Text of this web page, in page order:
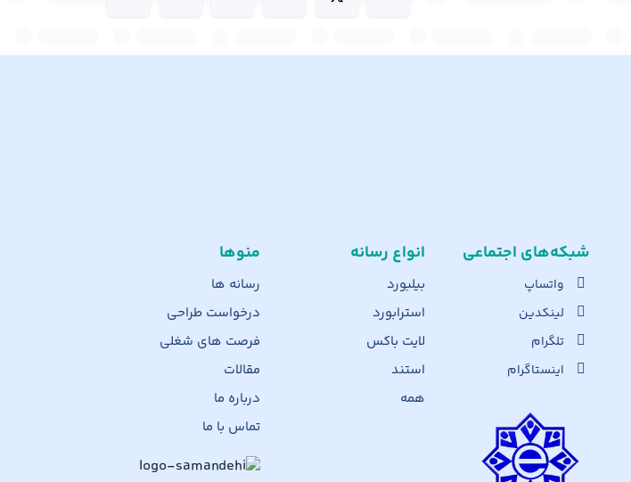
منوها
رسانه ها
درخواست طراحی
فرصت های شغلی
مقالات
درباره ما
تماس با ما
انواع رسانه
بیلبورد
استرابورد
لایت باکس
استند
همه
شبکه‌های اجت​ماعی
واتساپ
لینکدین
تلگرام
اینستاگرام